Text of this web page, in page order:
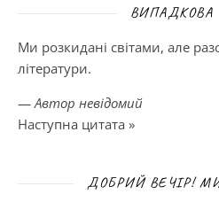
ВИПАДКОВА
Ми розкидані світами, але
літератури.
—Автор невідомий
Наступна цитата »
ДОБРИЙ ВЕЧІР!